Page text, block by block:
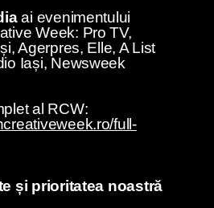
ai evenimentului
Week: Pro TV,
Agerpres, Elle, A List
Iași, Newsweek
al RCW:
full-
și prioritatea noastră